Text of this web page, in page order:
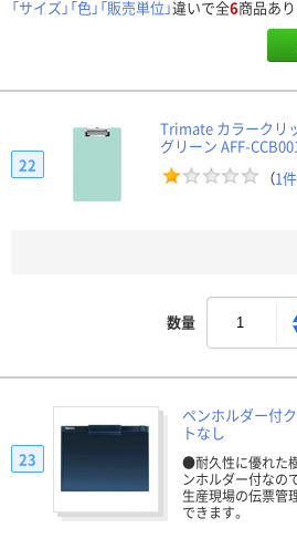
「サイズ」「色」「販売単位」違いで全6商品あ
Trimate カラークリ
グリーン AFF-
（1件
22
数量
ペンホルダー付
トなし
●耐久性に優れた
ンホルダー付なの
生産現場の伝票管
できます。
23